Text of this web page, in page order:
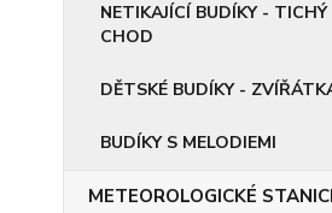
NETIKAJÍCÍ BUDÍKY - TICHÝ
CHOD
DĚTSKÉ BUDÍKY -
BUDÍKY S MELODIEMI
METEOROLOGICKÉ